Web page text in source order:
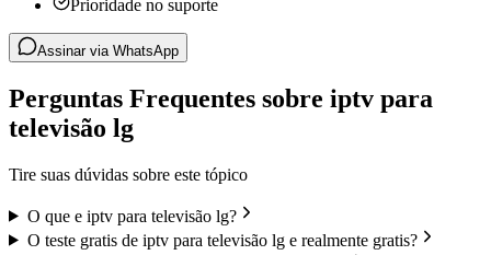
Prioridade no suporte
Assinar via WhatsApp
Perguntas Frequentes sobre iptv para
televisão lg
Tire suas dúvidas sobre este tópico
O que e iptv para televisão lg?
O teste gratis de iptv para televisão lg e realmente gratis?